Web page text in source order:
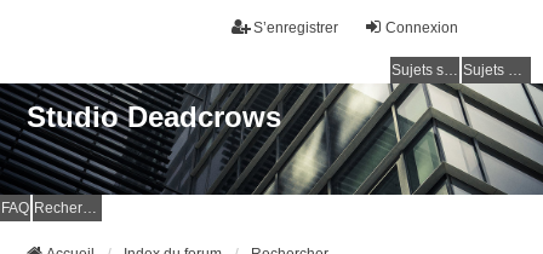
Connexion
S’enregistrer
Sujets sans réponse Sujets actifs
Studio Deadcrows
FAQ Rechercher